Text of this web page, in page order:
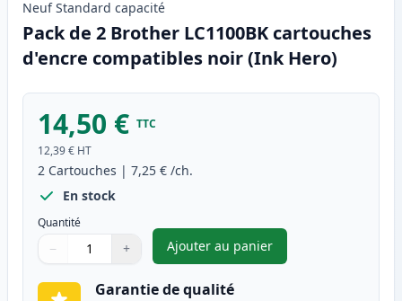
Neuf Standard capacité
Pack de 2 Brother LC1100BK cartouches
d'encre compatibles noir (Ink Hero)
14,50 € TTC
12,39 € HT
2 Cartouches | 7,25 € /ch.
En stock
Quantité
Quantité
Utilisez les boutons pour ajuster
− +
Quantité
Ajouter au panier
,Pack de 2 Brother
Garantie de qualité